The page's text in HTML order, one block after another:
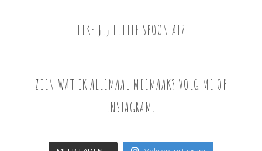
LIKE JIJ LITTLE SPOON AL?
ZIEN WAT IK ALLEMAAL MEEMAAK? VOLG ME OP
INSTAGRAM!